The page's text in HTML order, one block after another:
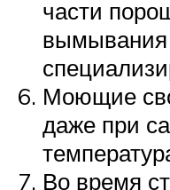
части
вымывания
Моющие
даже при
Во время